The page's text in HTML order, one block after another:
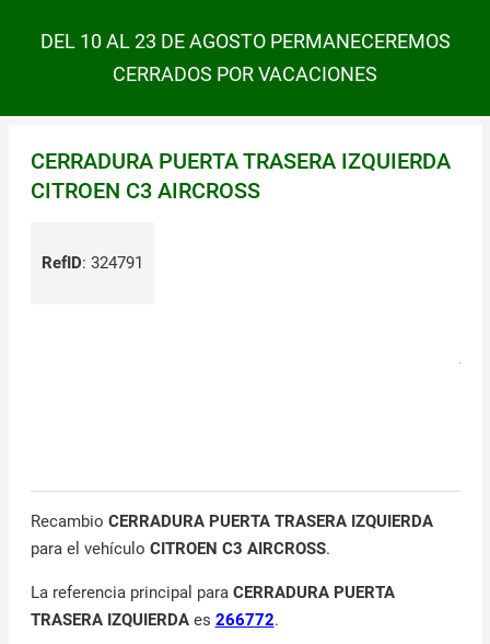
DEL 10 AL 23 DE AGOSTO PERMANECEREMOS
CERRADOS POR VACACIONES
CERRADURA PUERTA TRASERA IZQUIERDA
CITROEN C3 AIRCROSS
RefID: 324791
Recambio CERRADURA PUERTA TRASERA IZQUIERDA
para el vehículo CITROEN C3 AIRCROSS.
La referencia principal para CERRADURA PUERTA
TRASERA IZQUIERDAes 266772.